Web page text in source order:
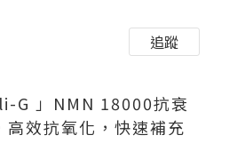
追蹤
G 」NMN 18000抗衰
效抗氧化，快速補充